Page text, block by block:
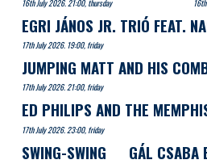
16th July 2026. 21:00, thursday
EGRI JÁNOS JR. TRIÓ FEAT.
17th July 2026. 19:00, friday
JUMPING MATT AND HIS
17th July 2026. 21:00, friday
ED PHILIPS AND THE
17th July 2026. 23:00, friday
SWING-SWING GÁL CSABA